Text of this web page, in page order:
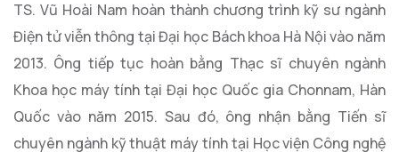
TS. Vũ Hoài Nam hoàn thành chương trình kỹ sư ngành
Điện tử viễn thông tại Đại học Bách khoa Hà Nội vào năm
2013. Ông tiếp tục hoàn bằng Thạc sĩ chuyên ngành
Khoa học máy tính tại Đại học Quốc gia Chonnam, Hàn
Quốc vào năm 2015. Sau đó, ông nhận bằng Tiến sĩ
chuyên ngành kỹ thuật máy tính tại Học viện Công nghệ